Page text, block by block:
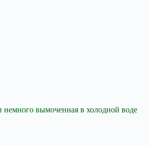
немного вымоченная в холодной воде